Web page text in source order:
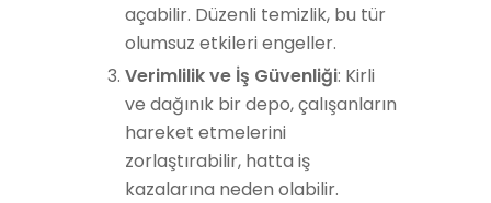
açabilir. Düzenli temizlik, bu tür
olumsuz etkileri engeller.
Verimlilik ve İş Güvenliği: Kirli
ve dağınık bir depo, çalışanların
hareket etmelerini
zorlaştırabilir, hatta iş
kazalarına neden olabilir.